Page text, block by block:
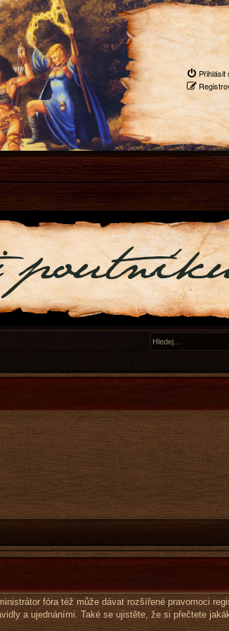
Přihlásit
fóra též může dávat rozšířené pravomoci
a ujednáními. Také se ujistěte, že si přečtete